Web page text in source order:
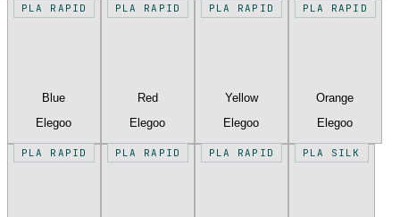
PLA RAPID
Blue
Elegoo
PLA RAPID
Red
Elegoo
PLA RAPID
Yellow
Elegoo
PLA RAPID
Orange
Elegoo
PLA RAPID PLA RAPID PLA RAPID PLA SILK